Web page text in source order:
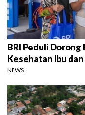
BRI Peduli Dorong
Kesehatan Ibu
NEWS